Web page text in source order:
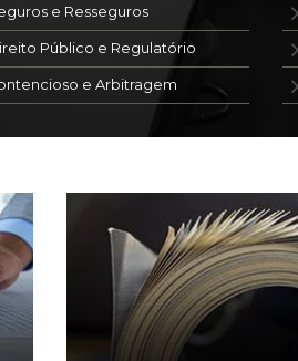
e Resseguros
Público e Regulatório
e Arbitragem